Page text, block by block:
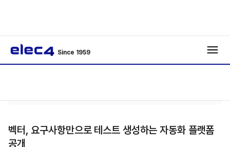
Since 1959
벡터, 요구사항만으로 테스트 생성하는 자동화 플랫폼
공개